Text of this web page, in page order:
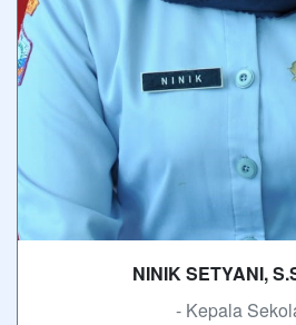
NINIK SETYANI,
- Kepala